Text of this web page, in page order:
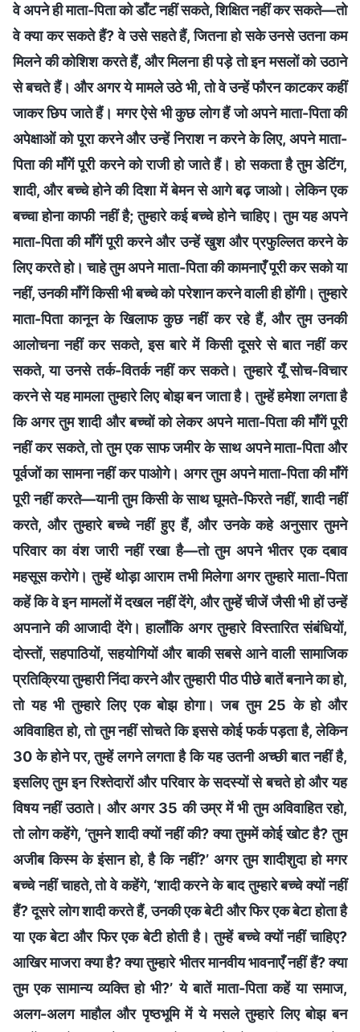
वे अपने ही माता-पिता को डाँट नहीं सकते, शिक्षित नहीं कर सकते—तो
वे क्या कर सकते हैं? वे उसे सहते हैं, जितना हो सके उनसे उतना कम
मिलने की कोशिश करते हैं, और मिलना ही पड़े तो इन मसलों को उठाने
से बचते हैं। और अगर ये मामले उठे भी, तो वे उन्हें फौरन काटकर कहीं
जाकर छिप जाते हैं। मगर ऐसे भी कुछ लोग हैं जो अपने माता-पिता की
अपेक्षाओं को पूरा करने और उन्हें निराश न करने के लिए, अपने माता-
पिता की माँगें पूरी करने को राजी हो जाते हैं। हो सकता है तुम डेटिंग,
शादी, और बच्चे होने की दिशा में बेमन से आगे बढ़ जाओ। लेकिन एक
बच्चा होना काफी नहीं है; तुम्हारे कई बच्चे होने चाहिए। तुम यह अपने
माता-पिता की माँगें पूरी करने और उन्हें खुश और प्रफुल्लित करने के
लिए करते हो। चाहे तुम अपने माता-पिता की कामनाएँ पूरी कर सको या
नहीं, उनकी माँगें किसी भी बच्चे को परेशान करने वाली ही होंगी। तुम्हारे
माता-पिता कानून के खिलाफ कुछ नहीं कर रहे हैं, और तुम उनकी
आलोचना नहीं कर सकते, इस बारे में किसी दूसरे से बात नहीं कर
सकते, या उनसे तर्क-वितर्क नहीं कर सकते। तुम्हारे यूँ सोच-विचार
करने से यह मामला तुम्हारे लिए बोझ बन जाता है। तुम्हें हमेशा लगता है
कि अगर तुम शादी और बच्चों को लेकर अपने माता-पिता की माँगें पूरी
नहीं कर सकते, तो तुम एक साफ जमीर के साथ अपने माता-पिता और
पूर्वजों का सामना नहीं कर पाओगे। अगर तुम अपने माता-पिता की माँगें
पूरी नहीं करते—यानी तुम किसी के साथ घूमते-फिरते नहीं, शादी नहीं
करते, और तुम्हारे बच्चे नहीं हुए हैं, और उनके कहे अनुसार तुमने
परिवार का वंश जारी नहीं रखा है—तो तुम अपने भीतर एक दबाव
महसूस करोगे। तुम्हें थोड़ा आराम तभी मिलेगा अगर तुम्हारे माता-पिता
कहें कि वे इन मामलों में दखल नहीं देंगे, और तुम्हें चीजें जैसी भी हों उन्हें
अपनाने की आजादी देंगे। हालाँकि अगर तुम्हारे विस्तारित संबंधियों,
दोस्तों, सहपाठियों, सहयोगियों और बाकी सबसे आने वाली सामाजिक
प्रतिक्रिया तुम्हारी निंदा करने और तुम्हारी पीठ पीछे बातें बनाने का हो,
तो यह भी तुम्हारे लिए एक बोझ होगा। जब तुम 25 के हो और
अविवाहित हो, तो तुम नहीं सोचते कि इससे कोई फर्क पड़ता है, लेकिन
30 के होने पर, तुम्हें लगने लगता है कि यह उतनी अच्छी बात नहीं है,
इसलिए तुम इन रिश्तेदारों और परिवार के सदस्यों से बचते हो और यह
विषय नहीं उठाते। और अगर 35 की उम्र में भी तुम अविवाहित रहो,
तो लोग कहेंगे, ‘तुमने शादी क्यों नहीं की? क्या तुममें कोई खोट है? तुम
अजीब किस्म के इंसान हो, है कि नहीं?’ अगर तुम शादीशुदा हो मगर
बच्चे नहीं चाहते, तो वे कहेंगे, ‘शादी करने के बाद तुम्हारे बच्चे क्यों नहीं
हैं? दूसरे लोग शादी करते हैं, उनकी एक बेटी और फिर एक बेटा होता है
या एक बेटा और फिर एक बेटी होती है। तुम्हें बच्चे क्यों नहीं चाहिए?
आखिर माजरा क्या है? क्या तुम्हारे भीतर मानवीय भावनाएँ नहीं हैं? क्या
तुम एक सामान्य व्यक्ति हो भी?’ ये बातें माता-पिता कहें या समाज,
अलग-अलग माहौल और पृष्ठभूमि में ये मसले तुम्हारे लिए बोझ बन